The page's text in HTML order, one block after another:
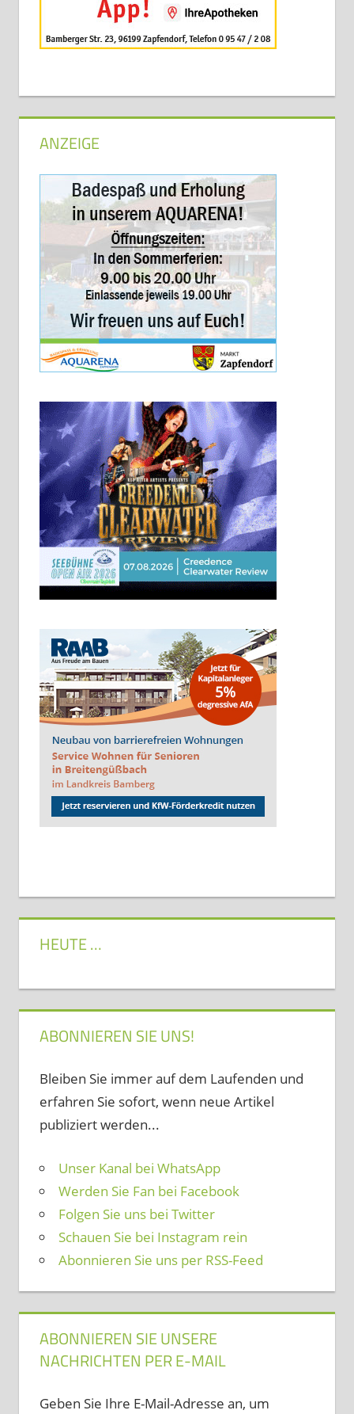
ANZEIGE
HEUTE …
ABONNIEREN SIE UNS!
Bleiben Sie immer auf dem Laufenden und
erfahren Sie sofort, wenn neue Artikel
publiziert werden...
Unser Kanal bei WhatsApp
Werden Sie Fan bei Facebook
Folgen Sie uns bei Twitter
Schauen Sie bei Instagram rein
Abonnieren Sie uns per RSS-Feed
ABONNIEREN SIE UNSERE
NACHRICHTEN PER E-MAIL
Geben Sie Ihre E-Mail-Adresse an, um